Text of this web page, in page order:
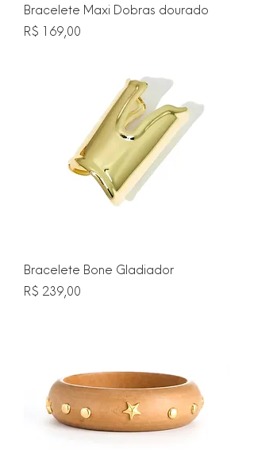
Bracelete Maxi Dobras dourado
Preço
R$ 169,00
Bracelete Bone Gladiador
Preço
R$ 239,00